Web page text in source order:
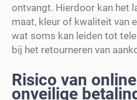
ontvangt. Hierdoor kan het
maat, kleur of kwaliteit van
wat soms kan leiden tot
bij het retourneren van
Risico van
onveilige